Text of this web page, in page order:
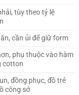
tùy theo tỷ lệ
cần ủi để giữ form
phụ thuộc vào hàm
cotton
đồng phục, đồ trẻ
công sở